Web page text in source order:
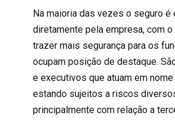
Na maioria das vezes o seguro é
diretamente pela empresa, com
trazer mais segurança para os
ocupam posição de destaque.
e executivos que atuam em
estando sujeitos a riscos
principalmente com relação a